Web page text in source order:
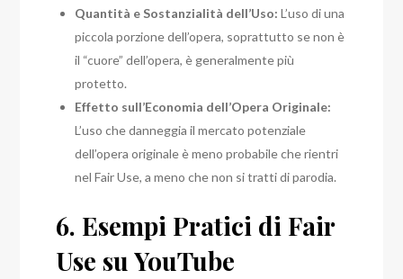
Quantità e Sostanzialità dell’Uso: L’uso di una
piccola porzione dell’opera, soprattutto se non è
il “cuore” dell’opera, è generalmente più
protetto.
Effetto sull’Economia dell’Opera Originale:
L’uso che danneggia il mercato potenziale
dell’opera originale è meno probabile che rientri
nel Fair Use, a meno che non si tratti di parodia.
6. Esempi Pratici di Fair
Use su YouTube